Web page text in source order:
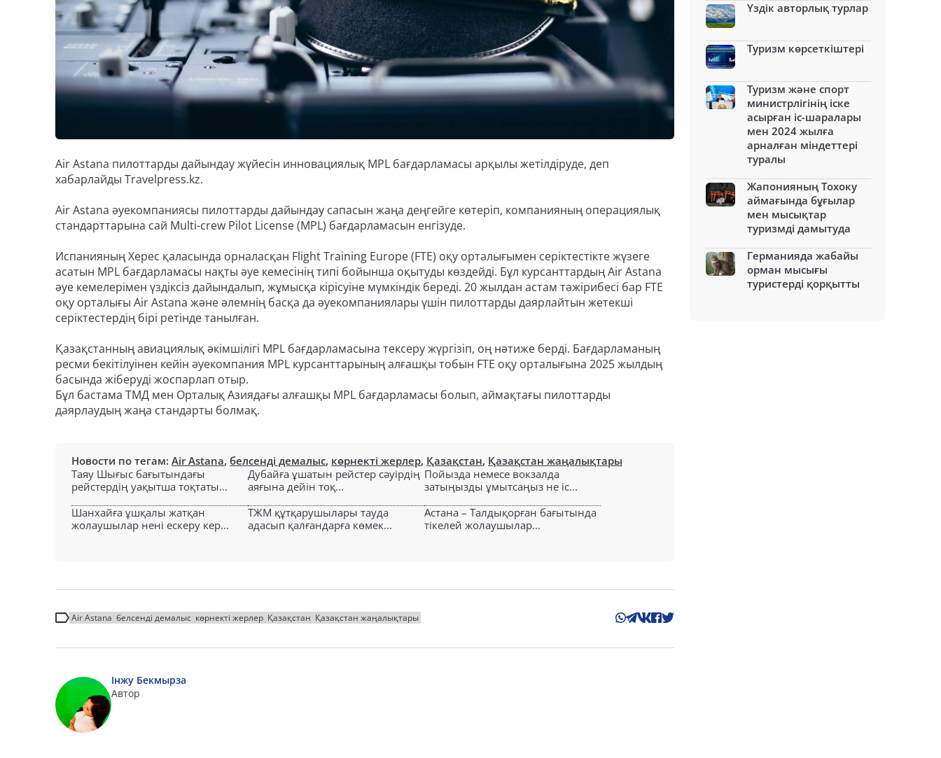
Air Astana пилоттарды дайындау жүйесін инновациялық MPL бағдарламасы арқылы жетілдіруде, деп
хабарлайды Travelpress.kz.
Air Astana әуекомпаниясы пилоттарды дайындау сапасын жаңа деңгейге көтеріп, компанияның операциялық
стандарттарына сай Multi-crew Pilot License (MPL) бағдарламасын енгізуде.
Испанияның Херес қаласында орналасқан Flight Training Europe (FTE) оқу орталығымен серіктестікте жүзеге
асатын MPL бағдарламасы нақты әуе кемесінің типі бойынша оқытуды көздейді. Бұл курсанттардың Air Astana
әуе кемелерімен үздіксіз дайындалып, жұмысқа кірісуіне мүмкіндік береді. 20 жылдан астам тәжірибесі бар FTE
оқу орталығы Air Astana және әлемнің басқа да әуекомпаниялары үшін пилоттарды даярлайтын жетекші
серіктестердің бірі ретінде танылған.
Қазақстанның авиациялық әкімшілігі MPL бағдарламасына тексеру жүргізіп, оң нәтиже берді. Бағдарламаның
ресми бекітілуінен кейін әуекомпания MPL курсанттарының алғашқы тобын FTE оқу орталығына 2025 жылдың
басында жіберуді жоспарлап отыр.
Бұл бастама ТМД мен Орталық Азиядағы алғашқы MPL бағдарламасы болып, аймақтағы пилоттарды
даярлаудың жаңа стандарты болмақ.
Новости по тегам: Air Astana, белсенді демалыс, көрнекті жерлер, Қазақстан, Қазақстан жаңалықтары
Таяу Шығыс бағытындағы
рейстердің уақытша тоқтаты...
Дубайға ұшатын рейстер сәуірдің
аяғына дейін тоқ...
Пойызда немесе вокзалда
затыңызды ұмытсаңыз не іс...
Шанхайға ұшқалы жатқан
жолаушылар нені ескеру кер...
ТЖМ құтқарушылары тауда
адасып қалғандарға көмек...
Астана – Талдықорған бағытында
тікелей жолаушылар...
Air Astana белсенді демалыс көрнекті жерлер Қазақстан Қазақстан жаңалықтары
Інжу Бекмырза
Автор
Үздік авторлық турлар
Туризм көрсеткіштері
Туризм және спорт
министрлігінің іске
асырған іс-шаралары
мен 2024 жылға
арналған міндеттері
туралы
Жапонияның Тохоку
аймағында бұғылар
мен мысықтар
туризмді дамытуда
Германияда жабайы
орман мысығы
туристерді қорқытты